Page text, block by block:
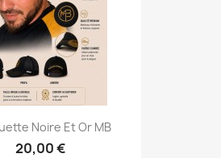
Noire Et Or MB
20,00 €